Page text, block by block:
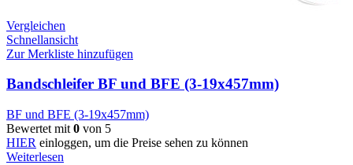
Vergleichen
Schnellansicht
Zur Merkliste hinzufügen
Bandschleifer BF und BFE (3-19x457mm)
BF und BFE (3-19x457mm)
Bewertet mit 0 von 5
HIER einloggen, um die Preise sehen zu können
Weiterlesen